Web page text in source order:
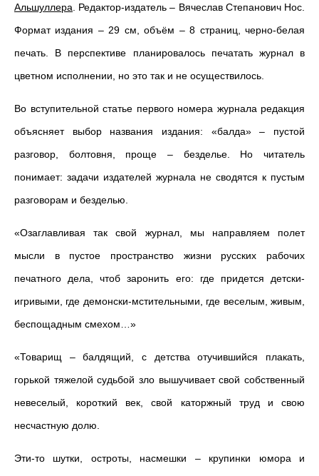
Альшуллера . Редактор-издатель – Вячеслав Степанович Нос.
Формат издания – 29 см, объём – 8 страниц, черно-белая
печать. В перспективе планировалось печатать журнал в
цветном исполнении, но это так и не осуществилось.
Во вступительной статье первого номера журнала редакция
объясняет выбор названия издания: «балда» – пустой
разговор, болтовня, проще – безделье. Но читатель
понимает: задачи издателей журнала не сводятся к пустым
разговорам и безделью.
«Озаглавливая так свой журнал, мы направляем полет
мысли в пустое пространство жизни русских рабочих
печатного дела, чтоб заронить его: где придется детски-
игривыми, где демонски-мстительными, где веселым, живым,
беспощадным смехом…»
«Товарищ – балдящий, с детства отучившийся плакать,
горькой тяжелой судьбой зло вышучивает свой собственный
невеселый, короткий век, свой каторжный труд и свою
несчастную долю.
Эти-то шутки, остроты, насмешки – крупинки юмора и